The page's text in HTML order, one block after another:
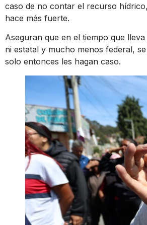
caso de no contar el recurso
hace más fuerte.
Aseguran que en el tiempo que
ni estatal y mucho menos federal,
solo entonces les hagan caso.